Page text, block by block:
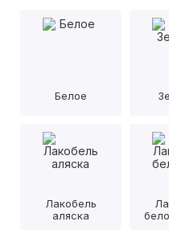
Белое
Лакобель
аляска